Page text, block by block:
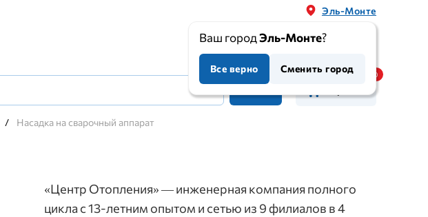
Эль-Монте
Ваш городЭль-Монте?
Все верно Сменить город
/ Насадка на сварочный аппарат
«Центр Отопления» — инженерная компания полного
цикла с 13-летним опытом и сетью из 9 филиалов в 4